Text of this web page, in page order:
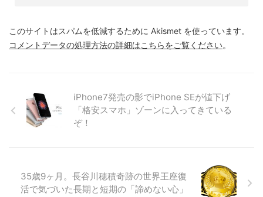
このサイトはスパムを低減するために Akismet を使っています。
コメントデータの処理方法の詳細はこちらをご覧ください。
iPhone7発売の影でiPhone SEが値下げ
「格安スマホ」ゾーンに入ってきている
ぞ！
35歳9ヶ月。長谷川穂積奇跡の世界王座復
活で気づいた長期と短期の「諦めない心」